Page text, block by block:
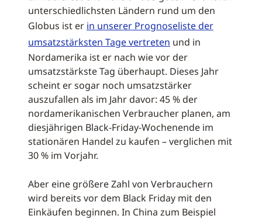
unterschiedlichsten Ländern rund um den
Globus ist er in unserer Prognoseliste der
umsatzstärksten Tage vertreten und in
Nordamerika ist er nach wie vor der
umsatzstärkste Tag überhaupt. Dieses Jahr
scheint er sogar noch umsatzstärker
auszufallen als im Jahr davor: 45 % der
nordamerikanischen Verbraucher planen, am
diesjährigen Black-Friday-Wochenende im
stationären Handel zu kaufen – verglichen mit
30 % im Vorjahr.
Aber eine größere Zahl von Verbrauchern
wird bereits vor dem Black Friday mit den
Einkäufen beginnen. In China zum Beispiel